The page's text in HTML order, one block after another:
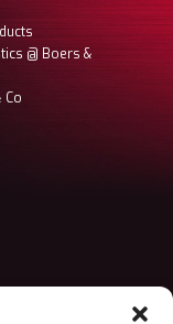
Vacancies
@ Boers &
Co